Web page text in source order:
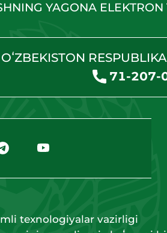
YAGONA ELEKTRON
OʻZBEKISTON
71-207-
texnologiyalar vazirligi